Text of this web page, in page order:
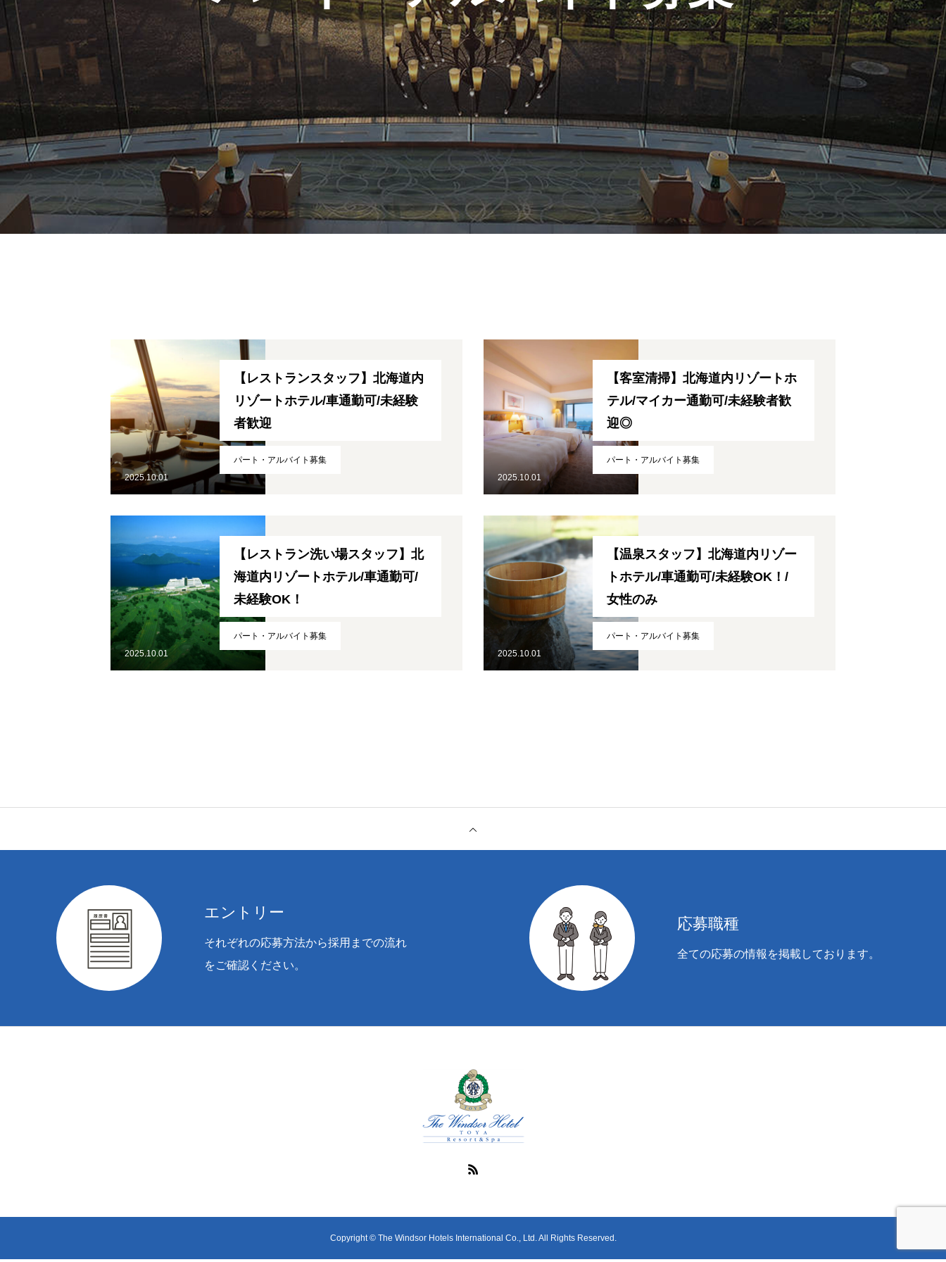
HOME
会社概要
募集要項
職種紹介 INTERVIEW
よくある質問
パート・アルバイト募集
【レストランスタッフ】北海道内
リゾートホテル/車通勤可/未経験
者歓迎
2025.10.01
パート・アルバイト募集
【客室清掃】北海道内リゾートホ
テル/マイカー通勤可/未経験者歓
迎◎
2025.10.01
パート・アルバイト募集
【レストラン洗い場スタッフ】北
海道内リゾートホテル/車通勤可/
未経験OK！
2025.10.01
パート・アルバイト募集
【温泉スタッフ】北海道内リゾー
トホテル/車通勤可/未経験OK！/
女性のみ
2025.10.01
エントリー
それぞれの応募方法から採用までの流れ
をご確認ください。
応募職種
全ての応募の情報を掲載しております。
Copyright © The Windsor Hotels International Co., Ltd. All Rights Reserved.